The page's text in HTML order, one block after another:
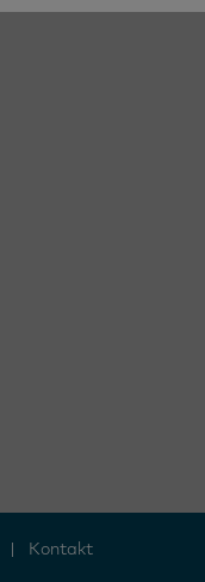
Kontakt